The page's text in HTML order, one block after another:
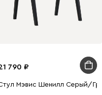
Оливковый
790
Мэвис Шенилл Серый/